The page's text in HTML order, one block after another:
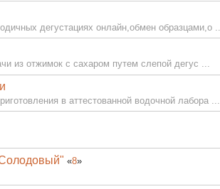
дегустациях онлайн,обмен образцами,о ...
из отжимок с сахаром путем слепой дегус ...
в аттестованной водочной лабора ...
«8»